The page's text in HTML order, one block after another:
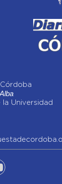
Universidad